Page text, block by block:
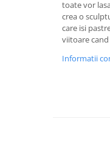
toate vor
crea o
care isi
viitoare
Informatii